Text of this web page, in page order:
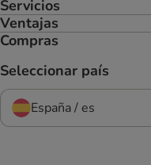
Servicios
Ventajas
Compras
Seleccionar país
España / es